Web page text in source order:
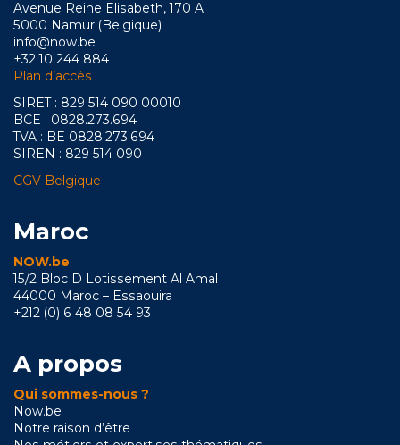
Avenue Reine Elisabeth, 170 A
5000 Namur (Belgique)
info@now.be
+32 10 244 884
Plan d’accès
SIRET : 829 514 090 00010
BCE : 0828.273.694
TVA : BE 0828.273.694
SIREN : 829 514 090
CGV Belgique
Maroc
NOW.be
15/2 Bloc D Lotissement Al Amal
44000 Maroc – Essaouira
+212 (0) 6 48 08 54 93
A propos
Qui sommes-nous ?
Now.be
Notre raison d’être